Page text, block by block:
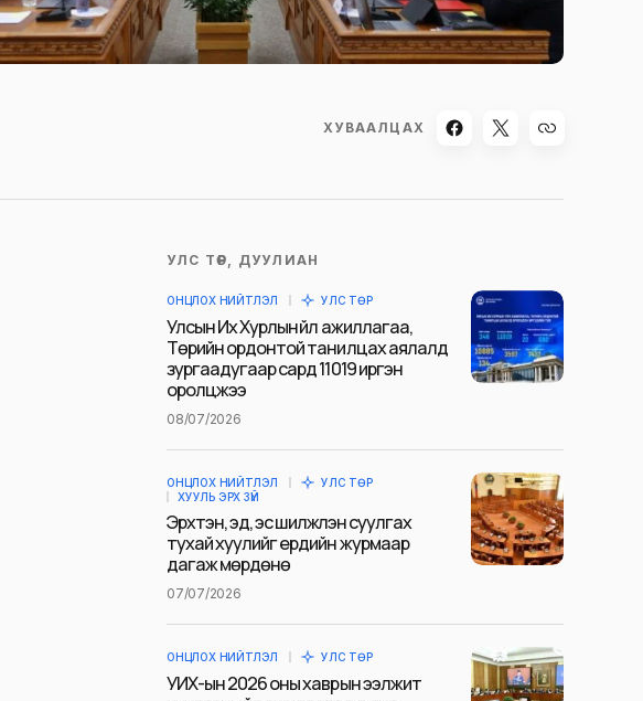
ХУВААЛЦАХ
УЛС ТӨР, ДУУЛИАН
ОНЦЛОХ НИЙТЛЭЛ УЛС ТӨР
Улсын Их Хурлын үйл ажиллагаа,
Төрийн ордонтой танилцах аялалд
зургаадугаар сард 11019 иргэн
оролцжээ
08/07/2026
ОНЦЛОХ НИЙТЛЭЛ
УЛС ТӨР
ХУУЛЬ ЭРХ ЗҮЙ
Эрхтэн, эд, эс шилжүүлэн суулгах
тухай хуулийг ердийн журмаар
дагаж мөрдөнө
07/07/2026
ОНЦЛОХ НИЙТЛЭЛ УЛС ТӨР
УИХ-ын 2026 оны хаврын ээлжит